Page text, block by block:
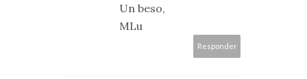
Un beso,
MLu
Responder